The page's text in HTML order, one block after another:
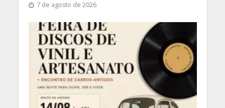
7 de agosto de 2026